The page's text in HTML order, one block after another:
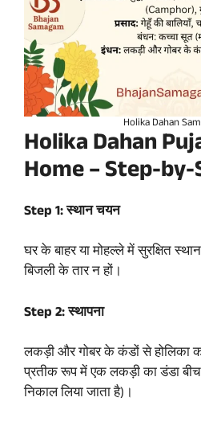
Holika Dahan
Holika Dahan
Home – Step-
Step 1: स्थान चयन
घर के बाहर या मोहल्ले में सुरक्षित
बिजली के तार न हों।
Step 2: स्थापना
लकड़ी और गोबर के कंडों से होलिका
प्रतीक रूप में एक लकड़ी का डंडा
निकाल लिया जाता है)।